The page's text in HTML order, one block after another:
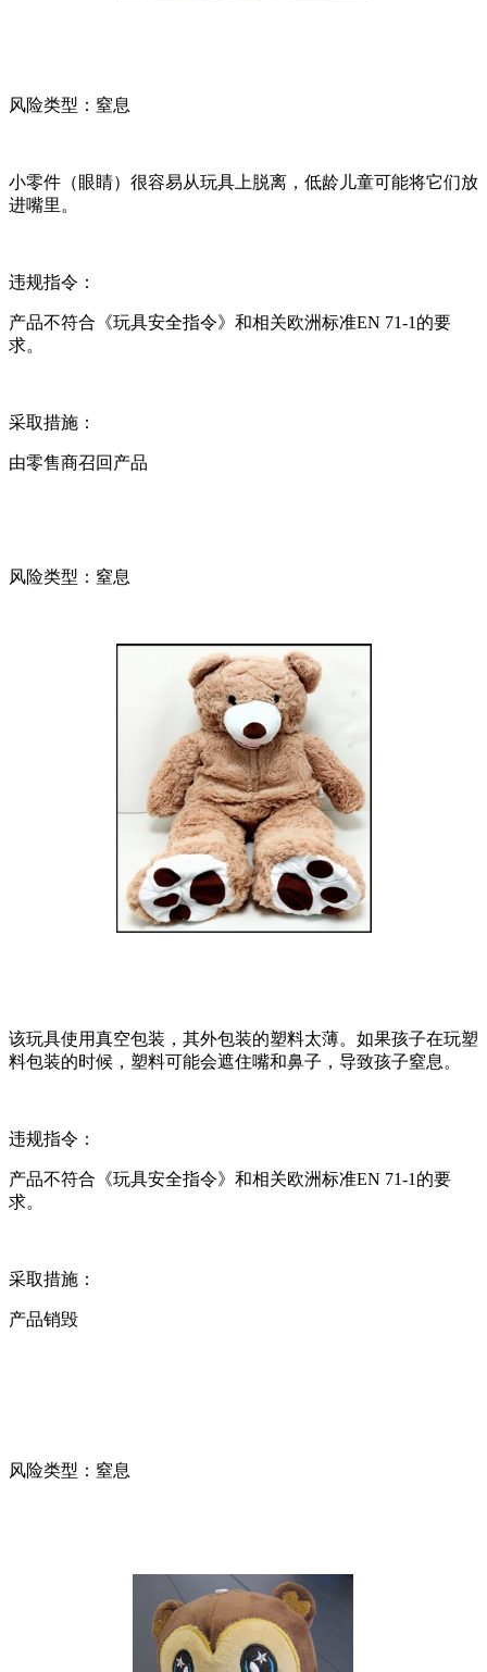
风险类型：窒息
小零件（眼睛）很容易从玩具上脱离，低龄儿童可能将它们放
进嘴里。
违规指令：
产品不符合《玩具安全指令》和相关欧洲标准EN 71-1的要
求。
采取措施：
由零售商召回产品
风险类型：窒息
该玩具使用真空包装，其外包装的塑料太薄。如果孩子在玩塑
料包装的时候，塑料可能会遮住嘴和鼻子，导致孩子窒息。
违规指令：
产品不符合《玩具安全指令》和相关欧洲标准EN 71-1的要
求。
采取措施：
产品销毁
风险类型：窒息